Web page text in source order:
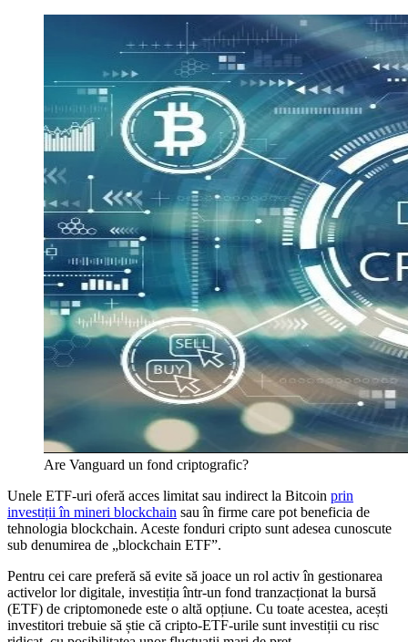
Are Vanguard un fond criptografic?
Unele ETF-uri oferă acces limitat sau indirect la Bitcoin prin
investiții în mineri blockchain sau în firme care pot beneficia de
tehnologia blockchain. Aceste fonduri cripto sunt adesea cunoscute
sub denumirea de „blockchain ETF”.
Pentru cei care preferă să evite să joace un rol activ în gestionarea
activelor lor digitale, investiția într-un fond tranzacționat la bursă
(ETF) de criptomonede este o altă opțiune. Cu toate acestea, acești
investitori trebuie să știe că cripto-ETF-urile sunt investiții cu risc